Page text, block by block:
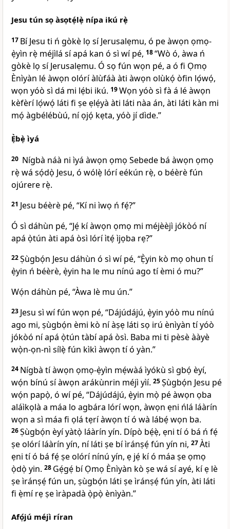
Jesu tún sọ àsọtẹ́lẹ̀ nípa ikú rẹ̀
17 Bí Jesu ti ń gòkè lọ sí Jerusalẹmu, ó pe àwọn ọmọ-
ẹ̀yìn rẹ̀ méjìlá sí apá kan ó sì wí pé, 18“Wò ó, àwa ń
gòkè lọ sí Jerusalẹmu. Ó sọ fún wọn pé, a ó fi Ọmọ
Ènìyàn lé àwọn olórí àlùfáà àti àwọn olùkọ́ òfin lọ́wọ́,
wọn yóò sì dá mi lẹ́bi ikú. 19Wọn yóò sì fà á lé àwọn
kèfèrí lọ́wọ́ láti fi ṣe ẹlẹ́yà àti láti nàa án, àti láti kàn mi
mọ́ àgbélébùú, ní ọjọ́ kẹta, yóò jí dìde.”
Ẹ̀bẹ̀ ìyá
20 Nígbà náà ni ìyá àwọn ọmọ Sebede bá àwọn ọmọ
rẹ̀ wá sọ́dọ̀ Jesu, ó wólẹ̀ lórí eékún rẹ̀, o béèrè fún
ojúrere rẹ̀.
21 Jesu béèrè pé, “Kí ni ìwọ ń fẹ́?”
Ó sì dáhùn pé, “Jẹ́ kí àwọn ọmọ mi méjèèjì jókòó ní
apá ọ̀tún àti apá òsì lórí ìtẹ́ ìjọba rẹ?”
22Ṣùgbọ́n Jesu dáhùn ó sì wí pé, “Ẹ̀yin kò mọ ohun tí
ẹ̀yin ń béèrè, ẹ̀yin ha le mu nínú ago tí èmi ó mu?”
Wọ́n dáhùn pé, “Àwa lè mu ún.”
23 Jesu sì wí fún wọn pé, “Dájúdájú, ẹ̀yin yóò mu nínú
ago mi, ṣùgbọ́n èmi kò ní àṣẹ láti sọ irú ènìyàn tí yóò
jókòó ní apá ọ̀tún tàbí apá òsì. Baba mi ti pèsè ààyè
wọ̀n-ọn-nì sílẹ̀ fún kìkì àwọn tí ó yàn.”
24 Nígbà tí àwọn ọmọ-ẹ̀yìn mẹ́wàá ìyókù sì gbọ́ èyí,
wọ́n bínú sí àwọn arákùnrin méjì yìí. 25Ṣùgbọ́n Jesu pé
wọ́n papọ̀, ó wí pé, “Dájúdájú, ẹ̀yin mọ̀ pé àwọn ọba
aláìkọlà a máa lo agbára lórí wọn, àwọn ẹni ńlá láàrín
wọn a sì máa fi ọlá tẹrí àwọn tí ó wà lábẹ́ wọn ba.
26Ṣùgbọ́n èyí yàtọ̀ láàrín yín. Dípò bẹ́ẹ̀, ẹni tí ó bá ń fẹ́
ṣe olórí láàrín yín, ní láti ṣe bí ìránṣẹ́ fún yín ni, 27Àti
ẹni tí ó bá fẹ́ ṣe olórí nínú yín, ẹ jẹ́ kí ó máa ṣe ọmọ
ọ̀dọ̀ yin. 28 Gẹ́gẹ́ bí Ọmọ Ènìyàn kò ṣe wá sí ayé, kí ẹ lè
ṣe ìránṣẹ́ fún un, ṣùgbọ́n láti ṣe ìránṣẹ́ fún yín, àti láti
fi ẹ̀mí rẹ ṣe ìràpadà ọ̀pọ̀ ènìyàn.”
Afọ́jú méjì ríran